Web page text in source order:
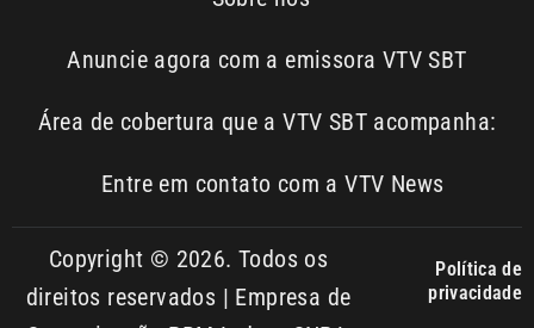
Anuncie agora com a emissora VTV SBT
Área de cobertura que a VTV SBT acompanha:
Entre em contato com a VTV News
Copyright © 2026. Todos os
direitos reservados | Empresa de
Política de
privacidade